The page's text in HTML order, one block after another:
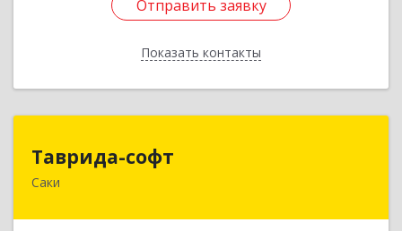
Отправить заявку
Показать контакты
Отправить заявку
Назад
Таврида-софт
Саки